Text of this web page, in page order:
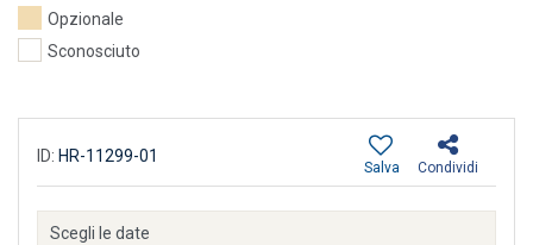
Opzionale
Sconosciuto
ID: HR-11299-01
Condividi
Salva
Scegli le date